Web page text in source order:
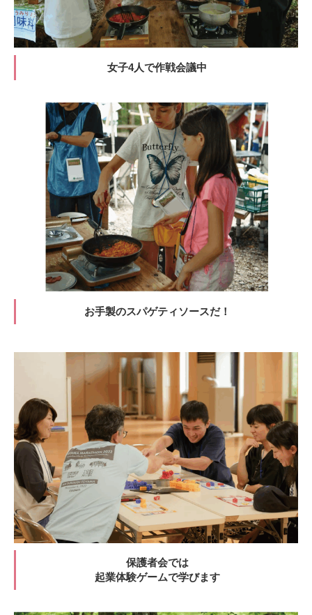
女子4人で作戦会議中
お手製のスパゲティソースだ！
保護者会では
起業体験ゲームで学びます